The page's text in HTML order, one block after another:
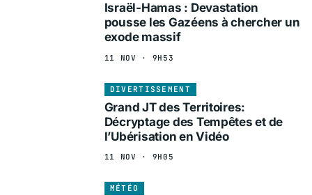
Israël-Hamas : Devastation
pousse les Gazéens à chercher un
exode massif
11 NOV · 9H53
DIVERTISSEMENT
Grand JT des Territoires:
Décryptage des Tempêtes et de
l’Ubérisation en Vidéo
11 NOV · 9H05
MÉTÉO